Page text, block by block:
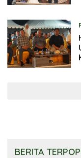
BERITA